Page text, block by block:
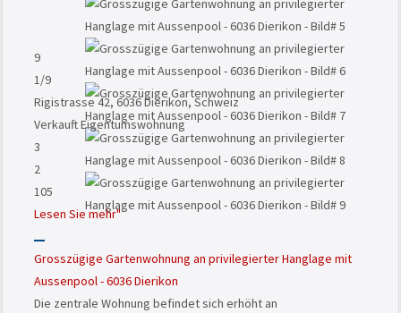
9
1/9
Rigistrasse 42, 6036 Dierikon, Schweiz
VerkauftEigentumswohnung
3
2
105
Lesen Sie mehr"
Grosszügige Gartenwohnung an privilegierter Hanglage mit
Aussenpool - 6036 Dierikon
Die zentrale Wohnung befindet sich erhöht an